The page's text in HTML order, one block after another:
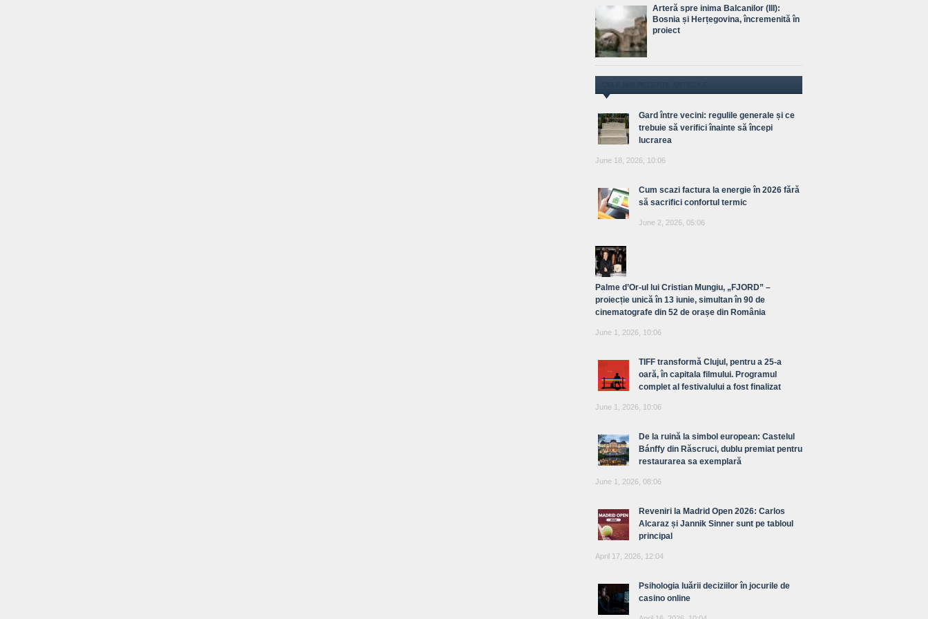
Arteră spre inima Balcanilor (III):
Bosnia și Herțegovina, încremenită în
proiect
Gard între vecini: regulile generale și ce
trebuie să verifici înainte să începi
lucrarea
June 18, 2026, 10:06
Cum scazi factura la energie în 2026 fără
să sacrifici confortul termic
June 2, 2026, 05:06
Palme d’Or-ul lui Cristian Mungiu, „FJORD” –
proiecție unică în 13 iunie, simultan în 90 de
cinematografe din 52 de orașe din România
June 1, 2026, 10:06
TIFF transformă Clujul, pentru a 25-a
oară, în capitala filmului. Programul
complet al festivalului a fost finalizat
June 1, 2026, 10:06
De la ruină la simbol european: Castelul
Bánffy din Răscruci, dublu premiat pentru
restaurarea sa exemplară
June 1, 2026, 08:06
Reveniri la Madrid Open 2026: Carlos
Alcaraz și Jannik Sinner sunt pe tabloul
principal
April 17, 2026, 12:04
Psihologia luării deciziilor în jocurile de
casino online